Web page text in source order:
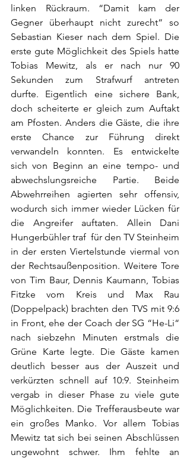
linken Rückraum. “Damit kam der
Gegner überhaupt nicht zurecht“ so
Sebastian Kieser nach dem Spiel. Die
erste gute Möglichkeit des Spiels hatte
Tobias Mewitz, als er nach nur 90
Sekunden zum Strafwurf antreten
durfte. Eigentlich eine sichere Bank,
doch scheiterte er gleich zum Auftakt
am Pfosten. Anders die Gäste, die ihre
erste Chance zur Führung direkt
verwandeln konnten. Es entwickelte
sich von Beginn an eine tempo- und
abwechslungsreiche Partie. Beide
Abwehrreihen agierten sehr offensiv,
wodurch sich immer wieder Lücken für
die Angreifer auftaten. Allein Dani
Hungerbühler traf  für den TV Steinheim
in der ersten Viertelstunde viermal von
der Rechtsaußenposition. Weitere Tore
von Tim Baur, Dennis Kaumann, Tobias
Fitzke vom Kreis und Max Rau
(Doppelpack) brachten den TVS mit 9:6
in Front, ehe der Coach der SG “He-Li“
nach siebzehn Minuten erstmals die
Grüne Karte legte. Die Gäste kamen
deutlich besser aus der Auszeit und
verkürzten schnell auf 10:9. Steinheim
vergab in dieser Phase zu viele gute
Möglichkeiten. Die Trefferausbeute war
ein großes Manko. Vor allem Tobias
Mewitz tat sich bei seinen Abschlüssen
ungewohnt schwer. Ihm fehlte an